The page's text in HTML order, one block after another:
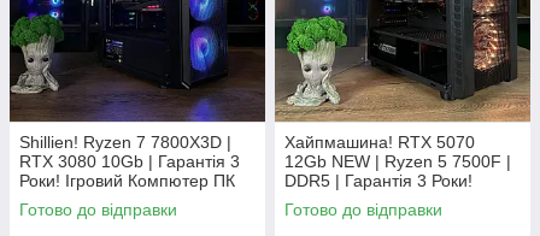
Shillien! Ryzen 7 7800Х3D |
RTX 3080 10Gb | Гарантія 3
Роки! Ігровий Компютер ПК
від Магазин CyberCat
Готово до відправки
Хайпмашина! RTX 5070
12Gb NEW | Ryzen 5 7500F |
DDR5 | Гарантія 3 Роки!
Ігровий комп'ютер ПК від
CyberCat
Готово до відправки